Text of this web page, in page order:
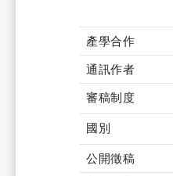
產學合作
通訊作者
審稿制度
國別
公開徵稿